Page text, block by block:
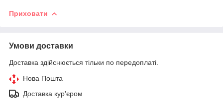
Приховати
Умови доставки
Доставка здійснюється тільки по передоплаті.
Нова Пошта
Доставка кур'єром